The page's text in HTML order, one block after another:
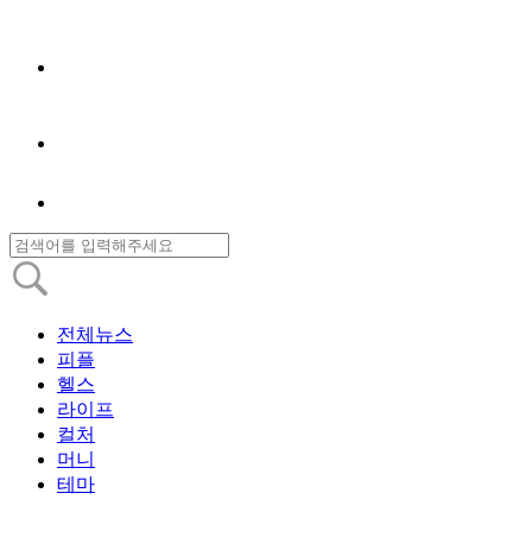
전체뉴스
피플
헬스
라이프
컬처
머니
테마